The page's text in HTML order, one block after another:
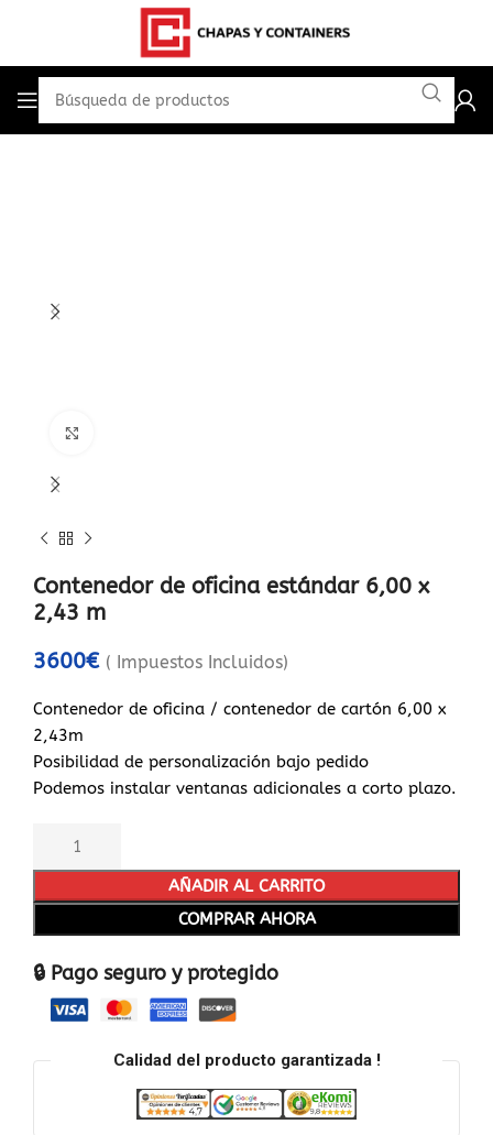
Contenedor de oficina estándar 6,00 x
2,43 m
3600€ ( Impuestos Incluidos)
Contenedor de oficina / contenedor de cartón 6,00 x
2,43m
Posibilidad de personalización bajo pedido
Podemos instalar ventanas adicionales a corto plazo.
AÑADIR AL CARRITO
COMPRAR AHORA
🔒 Pago seguro y protegido
Calidad del producto garantizada !